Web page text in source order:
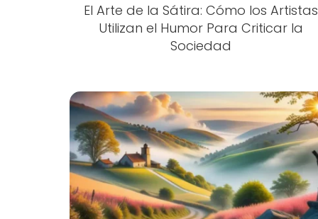
El Arte de la Sátira: Cómo los Artistas
Utilizan el Humor Para Criticar la
Sociedad